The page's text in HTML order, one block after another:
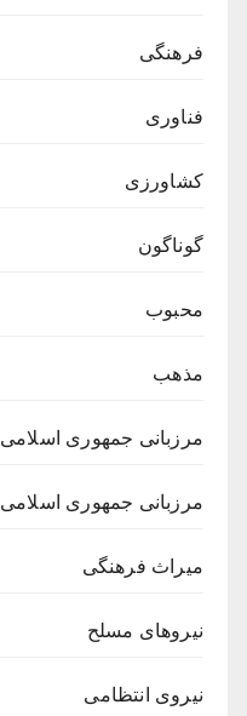
فرهنگی
فناوری
کشاورزی
گوناگون
محبوب
مذهب
مرزبانی جمهوری اسلامی
مرزبانی جمهوری اسلامی
میراث فرهنگی
نیروهای مسلح
نیروی انتظامی